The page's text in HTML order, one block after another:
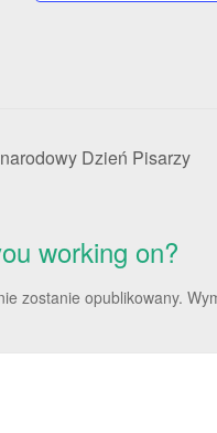
Dzień Pisarzy
working on?
zostanie opublikowany.